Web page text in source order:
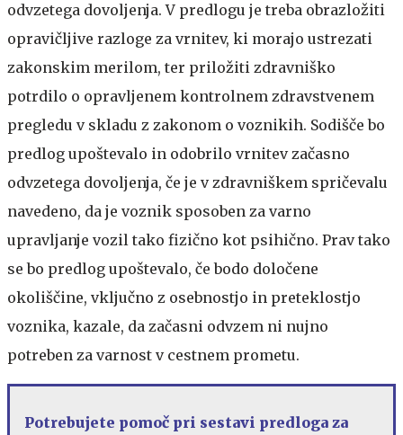
odvzetega dovoljenja. V predlogu je treba obrazložiti
opravičljive razloge za vrnitev, ki morajo ustrezati
zakonskim merilom, ter priložiti zdravniško
potrdilo o opravljenem kontrolnem zdravstvenem
pregledu v skladu z zakonom o voznikih. Sodišče bo
predlog upoštevalo in odobrilo vrnitev začasno
odvzetega dovoljenja, če je v zdravniškem spričevalu
navedeno, da je voznik sposoben za varno
upravljanje vozil tako fizično kot psihično. Prav tako
se bo predlog upoštevalo, če bodo določene
okoliščine, vključno z osebnostjo in preteklostjo
voznika, kazale, da začasni odvzem ni nujno
potreben za varnost v cestnem prometu.
Potrebujete pomoč pri sestavi predloga za